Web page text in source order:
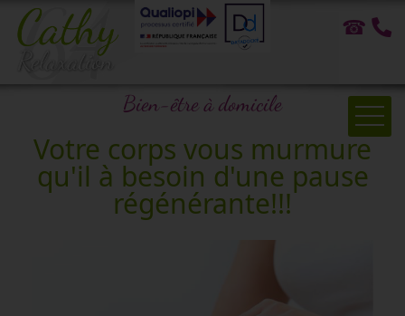
☎
Accueil
Bien-être à domicile
Bien-être à domicile
Votre corps vous murmure
qu'il à besoin d'une pause
régénérante!!!